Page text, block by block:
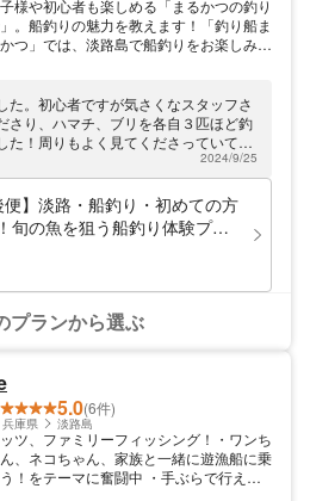
様や初心者も楽しめる「まるかつの釣り
。船釣りの魅力を教えます！「釣り船ま
つ」では、淡路島で船釣りをお楽しみい
う、電動リールをご用意。電動タックル
ギングタックルなど釣り物に合わせてレ
ルできますよ。釣り具のセッティングや
り方などもサポートするので安心です。ぜ
ご参加ください。
た。初心者ですが気さくなスタッフさ
さり、ハマチ、ブリを各自３匹ほど釣
た！周りもよく見てくださっていて、
もなく安心できました。またお願いし
とうございました！
2024/9/25
便】淡路・船釣り・初めての方
旬の魚を狙う船釣り体験プラ
プランから選ぶ
5.0(6件)
兵庫県 淡路島
ツ、ファミリーフィッシング！・ワンち
、ネコちゃん、家族と一緒に遊漁船に乗
！をテーマに奮闘中 ・手ぶらで行える